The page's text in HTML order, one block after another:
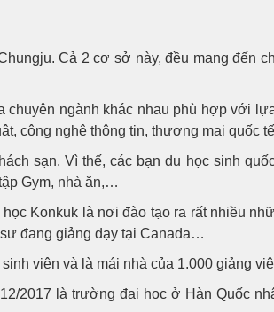
Cả 2 cơ sở này, đều mang đến
ngành khác nhau phù hợp với
công nghệ thông tin, thương mại quốc
sạn. Vì thế, các bạn du học sinh
Gym, nhà ăn,…
Konkuk là nơi đào tạo ra rất nhiều
đang giảng dạy tại Canada…
viên và là mái nhà của 1.000 giảng
2017 là trường đại học ở Hàn Quốc